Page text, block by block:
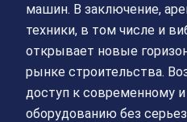
машин. В заключение,
техники, в том числе и
открывает новые
рынке строительства.
доступ к современному
оборудованию без